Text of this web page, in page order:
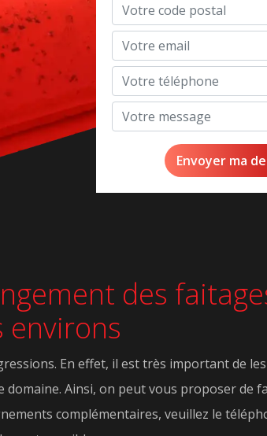
des
environs
En effet, il est très important de
Ainsi, on peut vous proposer de
complémentaires, veuillez le